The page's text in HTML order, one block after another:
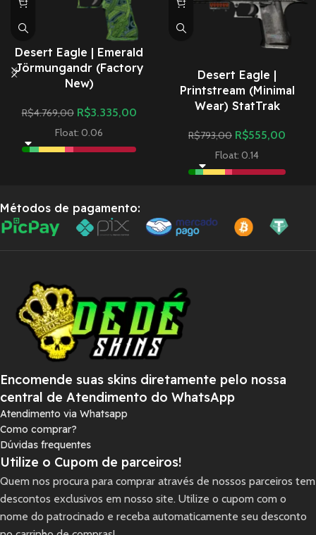
Desert Eagle | Emerald
Jörmungandr (Factory
New)
R$4.769,00 R$3.335,00
Float: 0.06
Desert Eagle |
Printstream (Minimal
Wear) StatTrak
R$793,00 R$555,00
Float: 0.14
Métodos de pagamento:
Encomende suas skins diretamente pelo nossa
central de Atendimento do WhatsApp
Atendimento via Whatsapp
Como comprar?
Dúvidas frequentes
Utilize o Cupom de parceiros!
Quem nos procura para comprar através de nossos parceiros tem
descontos exclusivos em nosso site. Utilize o cupom com o
nome do patrocinado e receba automaticamente seu desconto